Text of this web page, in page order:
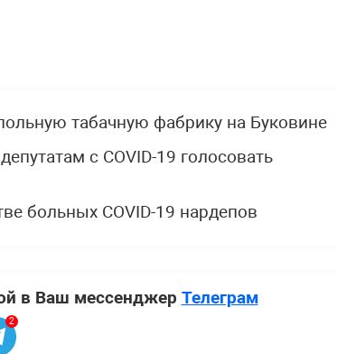
табачную фабрику на Буковине
с COVID-19 голосовать
больных COVID-19 нардепов
в Ваш мессенджер Телеграм
2